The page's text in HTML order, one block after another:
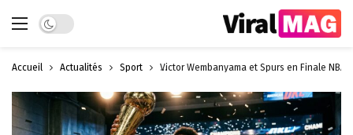
Dark mode
Accueil Actualités Sport Victor Wembanyama et Spurs en Finale NBA :